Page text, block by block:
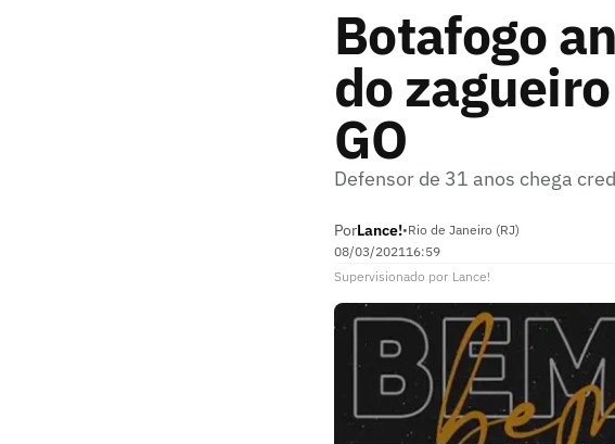
Botafogo
do
GO
Defensor de 31 anos chega
PorLance!•Rio de Janeiro (RJ)
08/03/202116:59
Supervisionado por Lance!